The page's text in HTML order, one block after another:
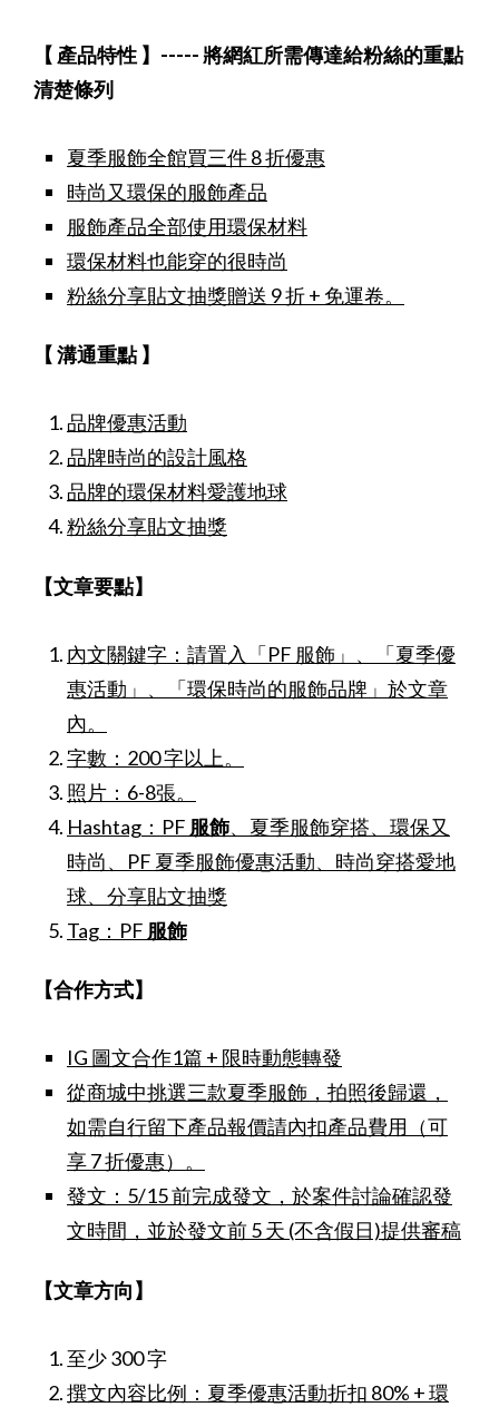
【 產品特性 】 ----- 將網紅所需傳達給粉絲的重點
清楚條列
夏季服飾全館買三件 8 折優惠
時尚又環保的服飾產品
服飾產品全部使用環保材料
環保材料也能穿的很時尚
粉絲分享貼文抽獎贈送 9 折 + 免運卷。
【 溝通重點 】
品牌優惠活動
品牌時尚的設計風格
品牌的環保材料愛護地球
粉絲分享貼文抽獎
【文章要點】
內文關鍵字：請置入「PF 服飾 」、「夏季優
惠活動 」、「環保時尚的服飾品牌 」於文章
內。
字數： 200 字以上。
照片： 6-8張。
Hashtag： PF 服飾、 夏季服飾穿搭、 環保又
時尚、PF 夏季服飾優惠活動、時尚穿搭愛地
球、分享貼文抽獎
Tag： PF 服飾
【合作方式】
IG 圖文合作1篇 + 限時動態轉發
從商城中挑選三款夏季服飾，拍照後歸還，
如需自行留下產品報價請內扣產品費用（可
享 7 折優惠）。
發文：5/15 前完成發文，於案件討論確認發
文時間，並於發文前 5 天 (不含假日)提供審稿
【文章方向】
至少 300 字
撰文內容比例：夏季優惠活動折扣 80% + 環